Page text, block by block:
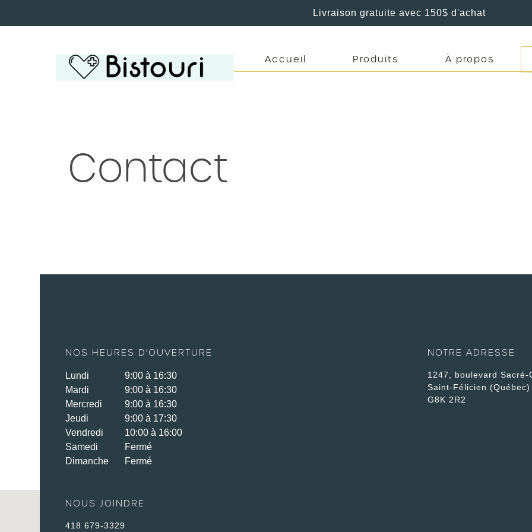
Livraison gratuite avec 150$ d'achat
Accueil Produits À propos
Contact
NOS HEURES D'OUVERTURE
Lundi
9:00 à 16:30
Mardi
9:00 à 16:30
Mercredi
9:00 à 16:30
Jeudi
9:00 à 17:30
Vendredi
10:00 à 16:00
Samedi
Fermé
Dimanche
Fermé
NOTRE ADRESSE
1247, boulevard Sacré-
Saint-Félicien (Québec)
G8K 2R2
NOUS JOINDRE
418 679-3329